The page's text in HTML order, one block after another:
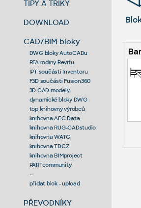
TIPY A TRIKY
DOWNLOAD
CAD/BIM bloky
DWG bloky AutoCADu
RFA rodiny Revitu
IPT součásti Inventoru
F3D součásti Fusion360
3D CAD modely
dynamické bloky DWG
top knihovny výrobců
knihovna AEC Data
knihovna RUG-CADstudio
knihovna WATG
knihovna TDCZ
knihovna BIMproject
PARTcommunity
--
přidat blok - upload
PŘEVODNÍKY